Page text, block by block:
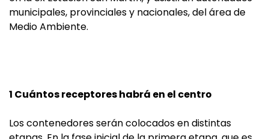
municipales, provinciales y nacionales, del área de
Medio Ambiente.
1 Cuántos receptores habrá en el centro
Los contenedores serán colocados en distintas